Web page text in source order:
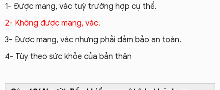
1- Được mang, vác tuỳ trường hợp cụ thể.
2- Không được mang, vác.
3- Được mang, vác nhưng phải đảm bảo an toàn.
4- Tùy theo sức khỏe của bản thân